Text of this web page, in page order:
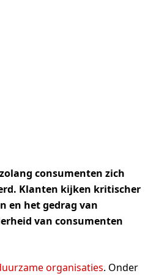
consumenten zich
Klanten kijken kritischer
en het gedrag van
van consumenten
organisaties. Onder